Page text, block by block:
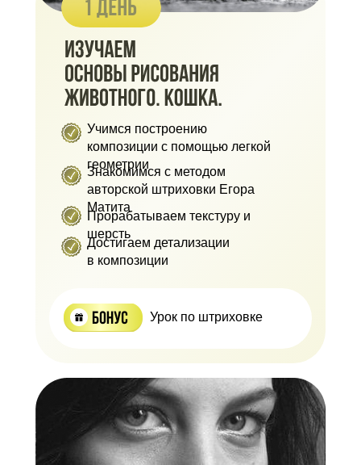
Урок по штриховке
Учимся построению
композиции с помощью легкой
геометрии
Знакомимся с методом
авторской штриховки Егора
Матита
Прорабатываем текстуру и
шерсть
Достигаем детализации
в композиции